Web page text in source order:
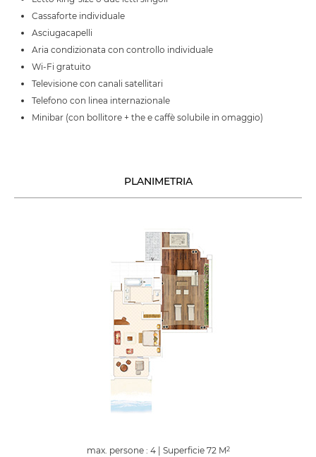
Cassaforte individuale
Asciugacapelli
Aria condizionata con controllo individuale
Wi-Fi gratuito
Televisione con canali satellitari
Telefono con linea internazionale
Minibar (con bollitore + the e caffè solubile in omaggio)
PLANIMETRIA
max. persone : 4 Superficie 72M2